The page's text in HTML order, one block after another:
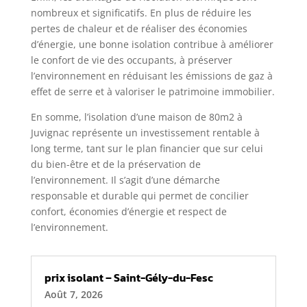
nombreux et significatifs. En plus de réduire les
pertes de chaleur et de réaliser des économies
d’énergie, une bonne isolation contribue à améliorer
le confort de vie des occupants, à préserver
l’environnement en réduisant les émissions de gaz à
effet de serre et à valoriser le patrimoine immobilier.
En somme, l’isolation d’une maison de 80m2 à
Juvignac représente un investissement rentable à
long terme, tant sur le plan financier que sur celui
du bien-être et de la préservation de
l’environnement. Il s’agit d’une démarche
responsable et durable qui permet de concilier
confort, économies d’énergie et respect de
l’environnement.
prix isolant – Saint-Gély-du-Fesc
Août 7, 2026